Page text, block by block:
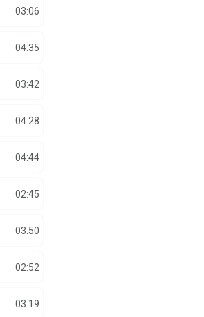
03:06
04:35
03:42
04:28
04:44
02:45
03:50
02:52
03:19